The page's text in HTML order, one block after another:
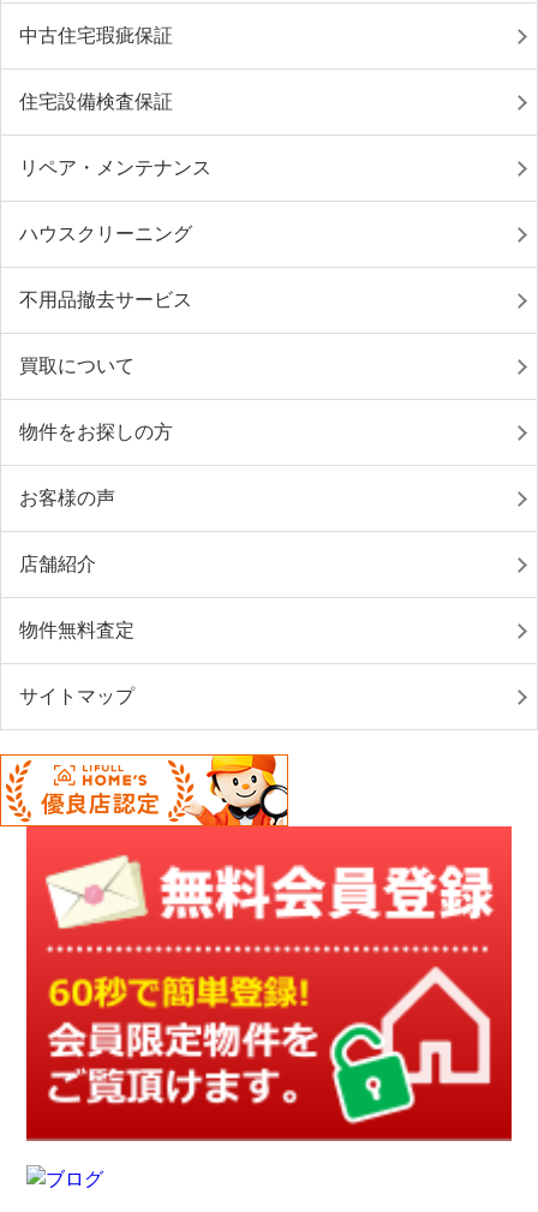
中古住宅瑕疵保証
住宅設備検査保証
リペア・メンテナンス
ハウスクリーニング
不用品撤去サービス
買取について
物件をお探しの方
お客様の声
店舗紹介
物件無料査定
サイトマップ